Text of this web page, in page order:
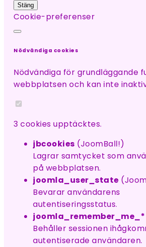
Stäng
Cookie-preferenser
Nödvändiga cookies
Nödvändiga för grundläggande
webbplatsen och kan inte
3 cookies upptäcktes.
jbcookies (JoomBall!)
Lagrar samtycket som
på webbplatsen.
joomla_user_state
Bevarar användarens
autentiseringsstatus.
joomla_remember_me_*
Behåller sessionen
autentiserade användaren.